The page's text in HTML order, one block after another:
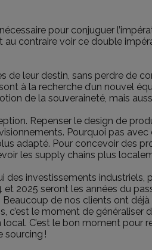
nécessaire pour conjuguer
au contraire voir ce double
de leur destin, sans perdre de
à la recherche d’un nouvel
de la souveraineté, mais
Repenser le design de
Pourquoi pas avec
adapté. Pour concevoir des
les supply chains plus
des investissements industriels,
2025 seront les années du
de nos clients ont
c’est le moment de généraliser
C’est le bon moment pour
sourcing !